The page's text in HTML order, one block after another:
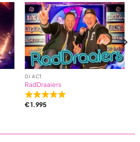
DJ ACT
RadDraaiers
Rated
5,0
€1.995